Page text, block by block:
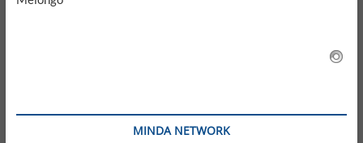
MINDA NETWORK